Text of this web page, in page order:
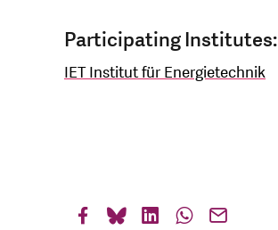
Participating Institutes:
IET Institut für Energietechnik